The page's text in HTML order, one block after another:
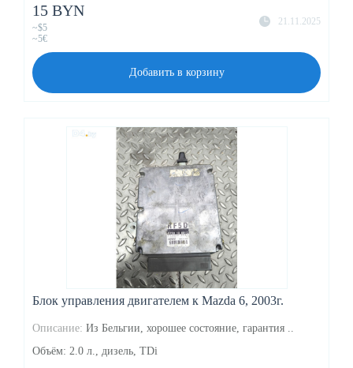
21.11.2025
15 BYN
~$5
~5€
Добавить в корзину
Блок управления двигателем к Mazda 6, 2003г.
Описание: Из Бельгии, хорошее состояние, гарантия ..
Объём: 2.0 л., дизель, TDi